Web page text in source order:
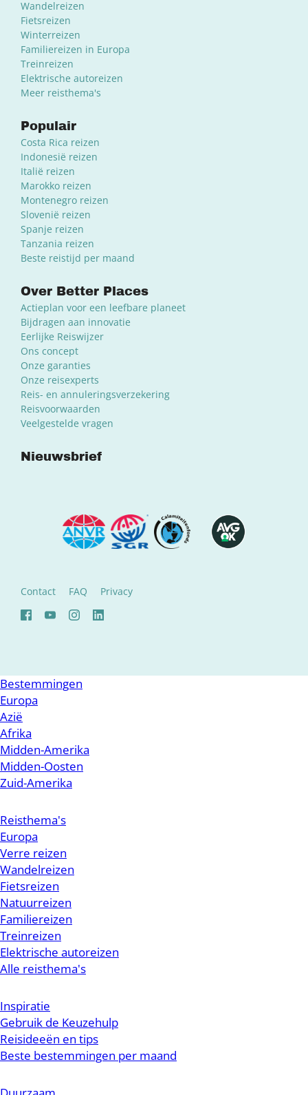
Wandelreizen
Fietsreizen
Winterreizen
Familiereizen in Europa
Treinreizen
Elektrische autoreizen
Meer reisthema's
Populair
Costa Rica reizen
Indonesië reizen
Italië reizen
Marokko reizen
Montenegro reizen
Slovenië reizen
Spanje reizen
Tanzania reizen
Beste reistijd per maand
Over Better Places
Actieplan voor een leefbare planeet
Bijdragen aan innovatie
Eerlijke Reiswijzer
Ons concept
Onze garanties
Onze reisexperts
Reis- en annuleringsverzekering
Reisvoorwaarden
Veelgestelde vragen
Nieuwsbrief
Contact FAQ Privacy
Bestemmingen
Europa
Azië
Afrika
Midden-Amerika
Midden-Oosten
Zuid-Amerika
Reisthema's
Europa
Verre reizen
Wandelreizen
Fietsreizen
Natuurreizen
Familiereizen
Treinreizen
Elektrische autoreizen
Alle reisthema's
Inspiratie
Gebruik de Keuzehulp
Reisideeën en tips
Beste bestemmingen per maand